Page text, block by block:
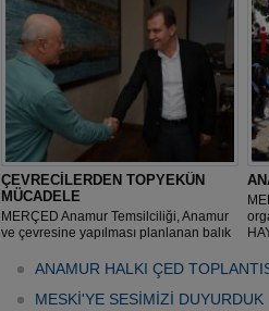
ÇEVRECİLERDEN TOPYEKÜN
MÜCADELE
MERÇED Anamur Temsilciliği, Anamur
ve çevresine yapılması planlanan balık
Belediyesi'ni ve Anamur Belediyesi'ni
ANAMUR HALKI ÇED
MESKİ'YE SESİMİZİ DUYURDUK